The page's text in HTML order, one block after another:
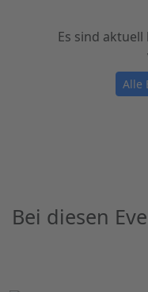
Es sind
Alle
Bei diesen